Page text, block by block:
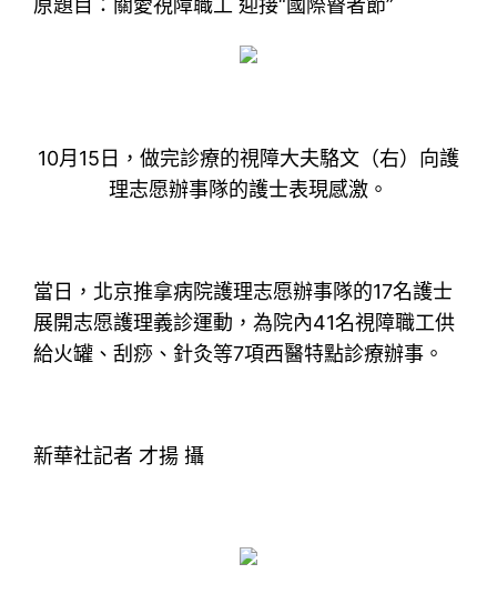
原題目：關愛視障職工 迎接“國際瞽者節”
10月15日，做完診療的視障大夫駱文（右）向護
理志愿辦事隊的護士表現感激。
當日，北京推拿病院護理志愿辦事隊的17名護士
展開志愿護理義診運動，為院內41名視障職工供
給火罐、刮痧、針灸等7項西醫特點診療辦事。
新華社記者 才揚 攝